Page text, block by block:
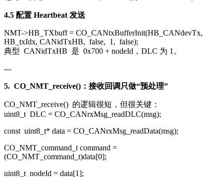
4.5 配置 Heartbeat 发送
NMT->HB_TXbuff = CO_CANtxBufferInit(HB_CANdevTx,
HB_txIdx, CANidTxHB, false, 1 , false);
典型 CANidTxHB 是 0x700 + nodeId ，DLC 为 1。
---
5. CO_NMT_receive() ：接收回调只做“预处理”
CO_NMT_receive() 的逻辑很短，但很关键：
uint8_t DLC = CO_CANrxMsg_readDLC(msg);
const uint8_t* data = CO_CANrxMsg_readData(msg);
CO_NMT_command_t command =
(CO_NMT_command_t)data[0];
uint8_t nodeId = data[1];